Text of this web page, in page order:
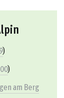
)
)
am Berg